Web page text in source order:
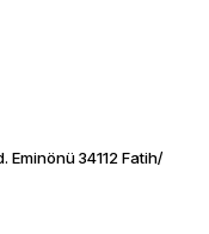
Eminönü 34112 Fatih/